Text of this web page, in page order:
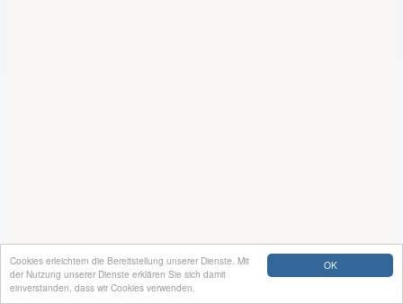
OK
Cookies erleichtern die Bereitstellung unserer Dienste. Mit
der Nutzung unserer Dienste erklären Sie sich damit
einverstanden, dass wir Cookies verwenden.